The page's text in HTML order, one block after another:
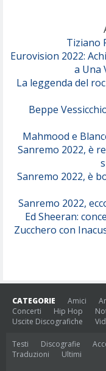
Tiziano
Eurovision 2022:
a Una
La leggenda del
Beppe
Mahmood e
Sanremo 2022, è
Sanremo 2022, è
Sanremo 2022,
Ed Sheeran:
Zucchero con
CATEGORIE Amici
Concerti
Hip Hop
Uscite Discografiche
Testi Discografie
Traduzioni
Ultimi